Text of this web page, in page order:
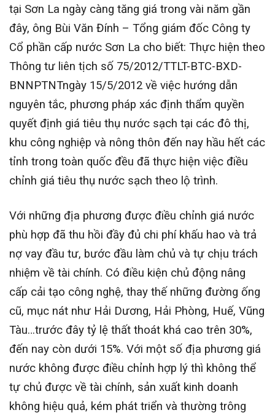
tại Sơn La ngày càng tăng giá trong vài năm gần
đây, ông Bùi Văn Đính – Tổng giám đốc Công ty
Cổ phần cấp nước Sơn La cho biết: Thực hiện theo
Thông tư liên tịch số 75/2012/TTLT-BTC-BXD-
BNNPTNTngày 15/5/2012 về việc hướng dẫn
nguyên tắc, phương pháp xác định thẩm quyền
quyết định giá tiêu thụ nước sạch tại các đô thị,
khu công nghiệp và nông thôn đến nay hầu hết các
tỉnh trong toàn quốc đều đã thực hiện việc điều
chỉnh giá tiêu thụ nước sạch theo lộ trình.
Với những địa phương được điều chỉnh giá nước
phù hợp đã thu hồi đầy đủ chi phí khấu hao và trả
nợ vay đầu tư, bước đầu làm chủ và tự chịu trách
nhiệm về tài chính. Có điều kiện chủ động nâng
cấp cải tạo công nghệ, thay thế những đường ống
cũ, mục nát như Hải Dương, Hải Phòng, Huế, Vũng
Tàu…trước đây tỷ lệ thất thoát khá cao trên 30%,
đến nay còn dưới 15%. Với một số địa phương giá
nước không được điều chỉnh hợp lý thì không thể
tự chủ được về tài chính, sản xuất kinh doanh
không hiệu quả, kém phát triển và thường trông